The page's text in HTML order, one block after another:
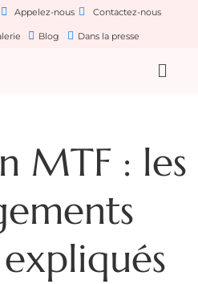
Appelez-nous Contactez-nous
Blog Dans la presse
MTF : les